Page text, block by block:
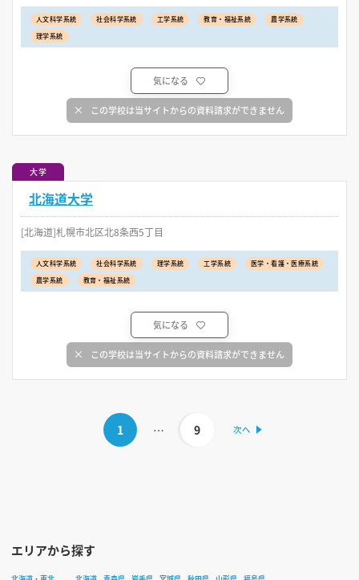
人文科学系統 社会科学系統 工学系統 教育・福祉系統
農学系統
理学系統
気になる
この学校は当サイトからの資料請求ができません
大学
北海道大学
[北海道]札幌市北区北8条西5丁目
人文科学系統 社会科学系統 理学系統 工学系統
医学・看護・医療系統
農学系統
教育・福祉系統
気になる
この学校は当サイトからの資料請求ができません
1 … 9
エリアから探す